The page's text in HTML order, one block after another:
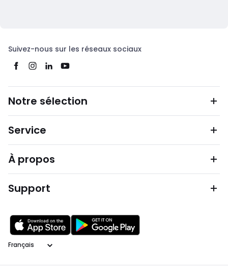
Suivez-nous sur les réseaux sociaux
Notre sélection
Service
À propos
Support
Langage